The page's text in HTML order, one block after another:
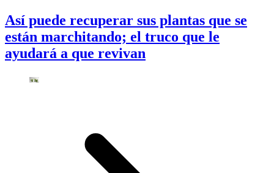
Así puede recuperar sus plantas que se
están marchitando; el truco que le
ayudará a que revivan